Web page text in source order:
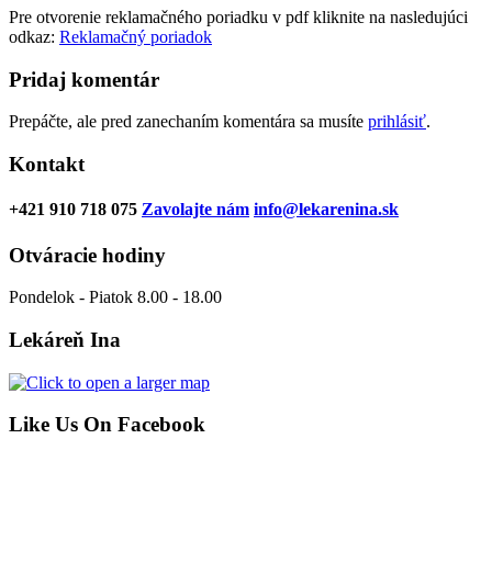
Pre otvorenie reklamačného poriadku v pdf kliknite na nasledujúci
odkaz: Reklamačný poriadok
Pridaj komentár
Prepáčte, ale pred zanechaním komentára sa musíte prihlásiť.
Kontakt
+421 910 718 075 Zavolajte nám info@lekarenina.sk
Otváracie hodiny
Pondelok - Piatok 8.00 - 18.00
Lekáreň Ina
Like Us On Facebook